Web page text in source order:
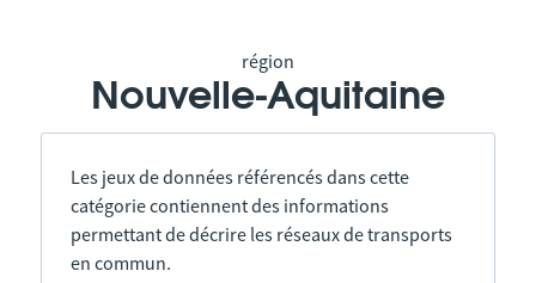
région
Nouvelle-Aquitaine
Les jeux de données référencés dans cette
catégorie contiennent des informations
permettant de décrire les réseaux de transports
en commun.